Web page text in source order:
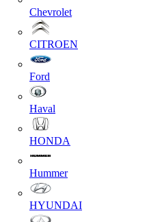
Chevrolet
CITROEN
Ford
Haval
HONDA
Hummer
HYUNDAI